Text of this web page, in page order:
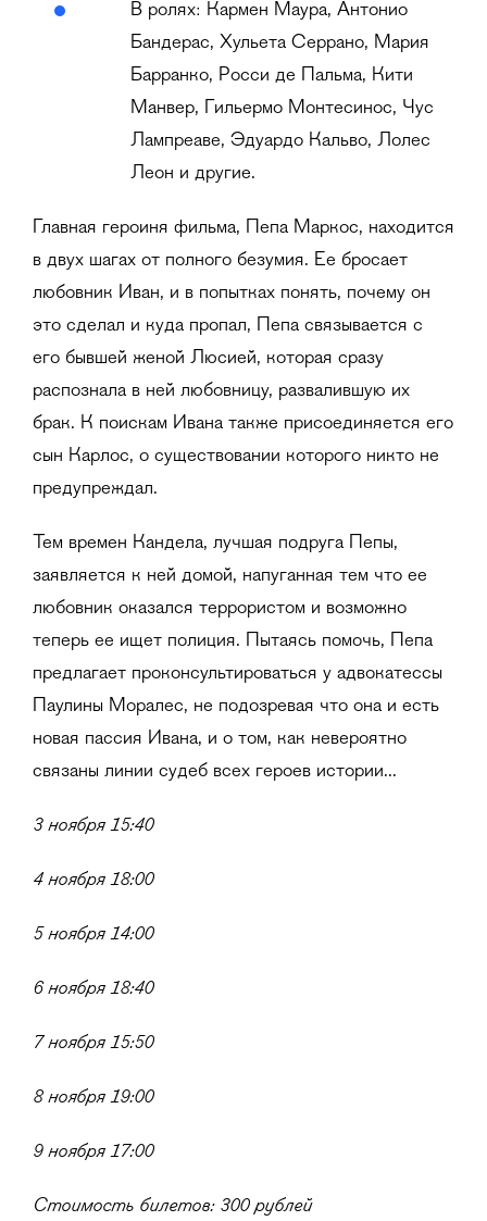
В ролях: Кармен Маура, Антонио
Бандерас, Хульета Серрано, Мария
Барранко, Росси де Пальма, Кити
Манвер, Гильермо Монтесинос, Чус
Лампреаве, Эдуардо Кальво, Лолес
Леон и другие.
Главная героиня фильма, Пепа Маркос, находится
в двух шагах от полного безумия. Ее бросает
любовник Иван, и в попытках понять, почему он
это сделал и куда пропал, Пепа связывается с
его бывшей женой Люсией, которая сразу
распознала в ней любовницу, развалившую их
брак. К поискам Ивана также присоединяется его
сын Карлос, о существовании которого никто не
предупреждал.
Тем времен Кандела, лучшая подруга Пепы,
заявляется к ней домой, напуганная тем что ее
любовник оказался террористом и возможно
теперь ее ищет полиция. Пытаясь помочь, Пепа
предлагает проконсультироваться у адвокатессы
Паулины Моралес, не подозревая что она и есть
новая пассия Ивана, и о том, как невероятно
связаны линии судеб всех героев истории...
3 ноября 15:40
4 ноября 18:00
5 ноября 14:00
6 ноября 18:40
7 ноября 15:50
8 ноября 19:00
9 ноября 17:00
Стоимость билетов: 300 рублей